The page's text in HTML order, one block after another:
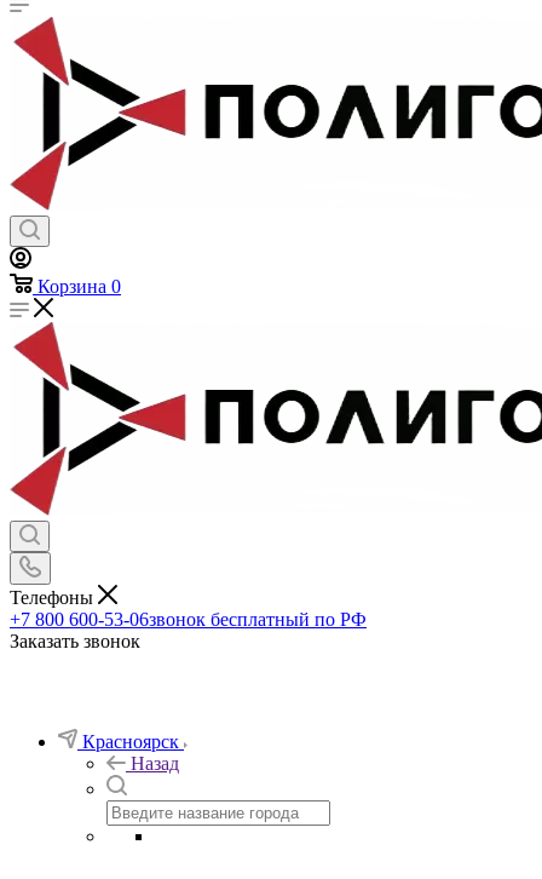
Корзина 0
Телефоны
+7 800 600-53-06звонок бесплатный по РФ
Заказать звонок
Красноярск
Назад